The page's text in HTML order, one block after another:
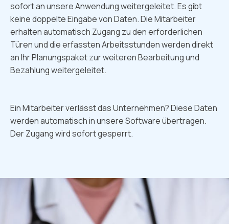
sofort an unsere Anwendung weitergeleitet. Es gibt
keine doppelte Eingabe von Daten. Die Mitarbeiter
erhalten automatisch Zugang zu den erforderlichen
Türen und die erfassten Arbeitsstunden werden direkt
an Ihr Planungspaket zur weiteren Bearbeitung und
Bezahlung weitergeleitet.
Ein Mitarbeiter verlässt das Unternehmen? Diese Daten
werden automatisch in unsere Software übertragen.
Der Zugang wird sofort gesperrt.